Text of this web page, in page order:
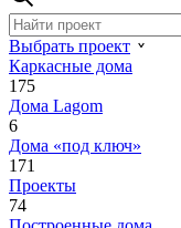
Выбрать проект
Каркасные дома
175
Дома Lagom
6
Дома «под ключ»
171
Проекты
74